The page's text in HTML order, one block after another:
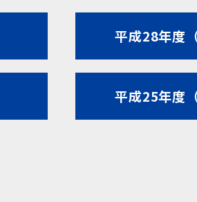
平成28年度
平成25年度